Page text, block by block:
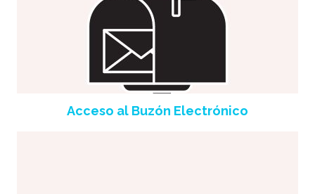
Acceso al Buzón Electrónico